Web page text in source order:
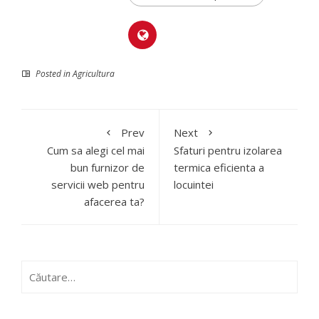
Posted inAgricultura
Prev
Cum sa alegi cel mai
bun furnizor de
servicii web pentru
afacerea ta?
Next
Sfaturi pentru izolarea
termica eficienta a
locuintei
după: